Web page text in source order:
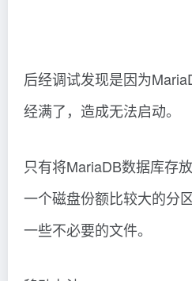
后经调试发现是因为
经满了，造成无法启动。
只有将MariaDB数据库存
一个磁盘份额比较大的分
一些不必要的文件。